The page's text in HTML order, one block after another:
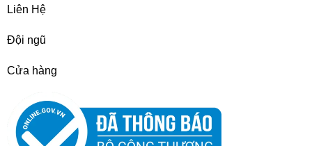
Liên Hệ
Đội ngũ
Cửa hàng